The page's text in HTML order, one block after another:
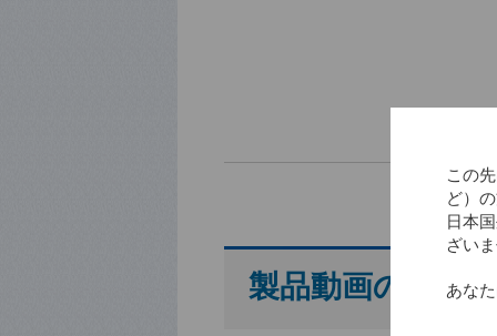
製品動画のご紹
この
ど）
日本
ざいま
あな